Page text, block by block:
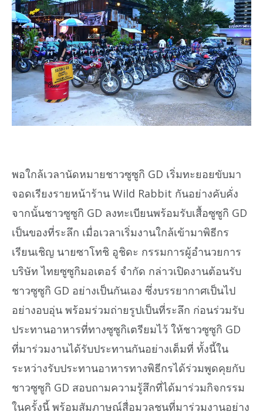
พอใกล้เวลานัดหมายชาวซูซูกิ GD เริ่มทะยอยขับมา
จอดเรียงรายหน้าร้าน Wild Rabbit กันอย่างคับคั่ง
จากนั้นชาวซูซูกิ GD ลงทะเบียนพร้อมรับเสื้อซูซูกิ GD
เป็นของที่ระลึก เมื่อเวลาเริ่มงานใกล้เข้ามาพิธีกร
เรียนเชิญ นายซาโทชิ อูชิดะ กรรมการผู้อำนวยการ
บริษัท ไทยซูซูกิมอเตอร์ จำกัด กล่าวเปิดงานต้อนรับ
ชาวซูซูกิ GD อย่างเป็นกันเอง ซึ่งบรรยากาศเป็นไป
อย่างอบอุ่น พร้อมร่วมถ่ายรูปเป็นที่ระลึก ก่อนร่วมรับ
ประทานอาหารที่ทางซูซูกิเตรียมไว้ ให้ชาวซูซูกิ GD
ที่มาร่วมงานได้รับประทานกันอย่างเต็มที่ ทั้งนี้ใน
ระหว่างรับประทานอาหารทางพิธีกรได้ร่วมพูดคุยกับ
ชาวซูซูกิ GD สอบถามความรู้สึกที่ได้มาร่วมกิจกรรม
ในครั้งนี้ พร้อมสัมภาษณ์สื่อมวลชนที่มาร่วมงานอย่าง